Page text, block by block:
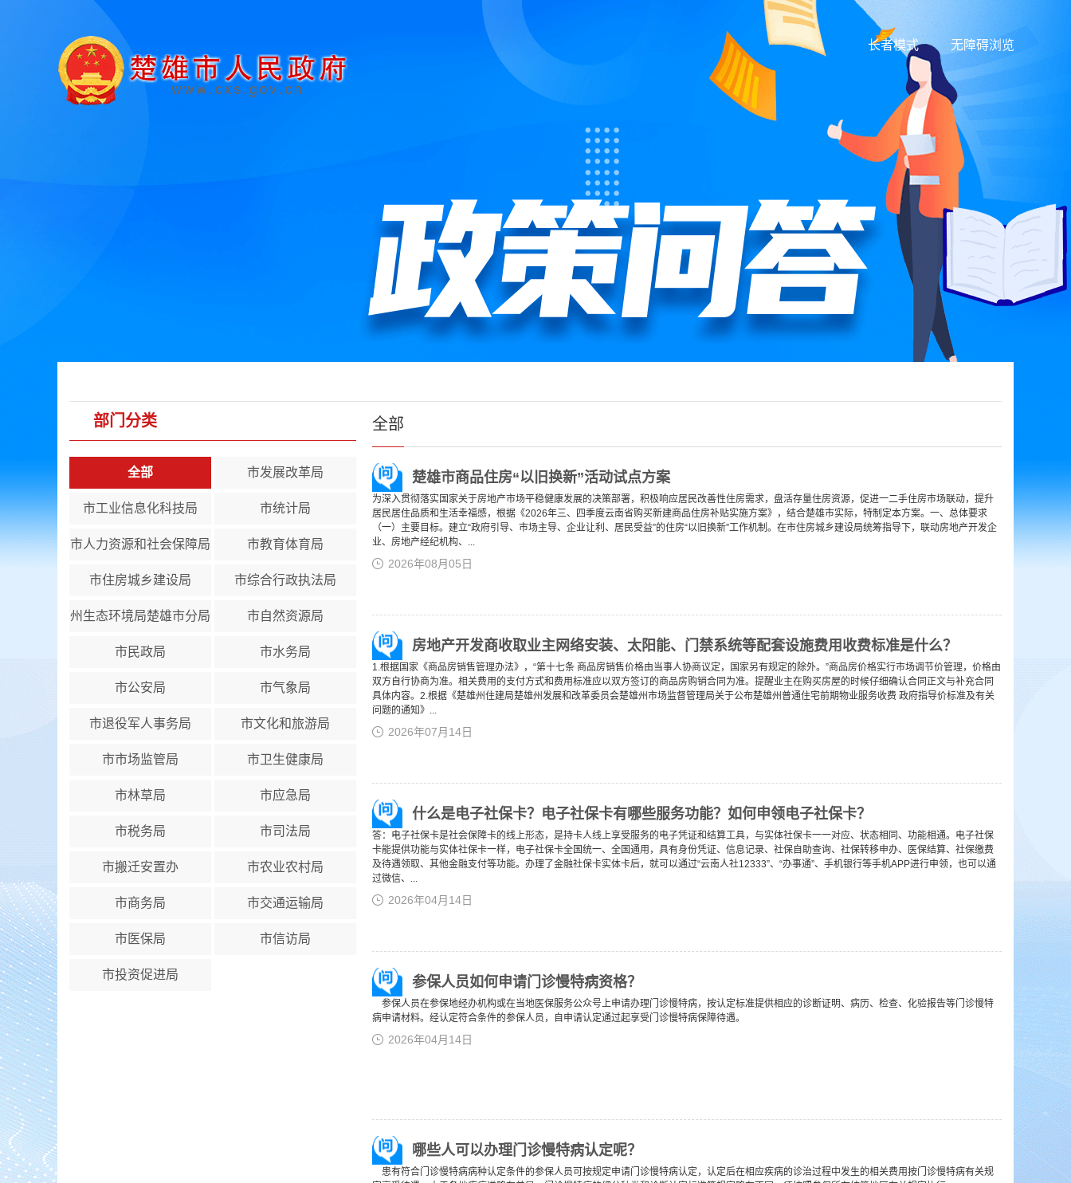
无障碍浏览
长者模式
部门分类
全部 市发展改革局
市工业信息化科技局 市统计局
市人力资源和社会保障局 市教育体育局
市住房城乡建设局 市综合行政执法局
州生态环境局楚雄市分局 市自然资源局
市民政局 市水务局
市公安局 市气象局
市退役军人事务局 市文化和旅游局
市市场监管局 市卫生健康局
市林草局 市应急局
市税务局 市司法局
市搬迁安置办 市农业农村局
市商务局 市交通运输局
市医保局 市信访局
市投资促进局
全部
楚雄市商品住房“以旧换新”活动试点方案
为深入贯彻落实国家关于房地产市场平稳健康发展的决策部署，积极响应居民改善性住房需求，盘活存量住房资源，促进一二手住房市场联动，提升
居民居住品质和生活幸福感，根据《2026年三、四季度云南省购买新建商品住房补贴实施方案》，结合楚雄市实际，特制定本方案。一、总体要求
（一）主要目标。建立“政府引导、市场主导、企业让利、居民受益”的住房“以旧换新”工作机制。在市住房城乡建设局统筹指导下，联动房地产开发企
业、房地产经纪机构、...
2026年08月05日
房地产开发商收取业主网络安装、太阳能、门禁系统等配套设施费用收费标准是什么？
1.根据国家《商品房销售管理办法》，“第十七条 商品房销售价格由当事人协商议定，国家另有规定的除外。”商品房价格实行市场调节价管理，价格由
双方自行协商为准。相关费用的支付方式和费用标准应以双方签订的商品房购销合同为准。提醒业主在购买房屋的时候仔细确认合同正文与补充合同
具体内容。2.根据《楚雄州住建局楚雄州发展和改革委员会楚雄州市场监督管理局关于公布楚雄州普通住宅前期物业服务收费 政府指导价标准及有关
问题的通知》...
2026年07月14日
什么是电子社保卡？电子社保卡有哪些服务功能？如何申领电子社保卡？
答：电子社保卡是社会保障卡的线上形态，是持卡人线上享受服务的电子凭证和结算工具，与实体社保卡一一对应、状态相同、功能相通。电子社保
卡能提供功能与实体社保卡一样，电子社保卡全国统一、全国通用，具有身份凭证、信息记录、社保自助查询、社保转移申办、医保结算、社保缴费
及待遇领取、其他金融支付等功能。办理了金融社保卡实体卡后，就可以通过“云南人社12333”、“办事通”、手机银行等手机APP进行申领，也可以通
过微信、...
2026年04月14日
参保人员如何申请门诊慢特病资格？
参保人员在参保地经办机构或在当地医保服务公众号上申请办理门诊慢特病，按认定标准提供相应的诊断证明、病历、检查、化验报告等门诊慢特
病申请材料。经认定符合条件的参保人员，自申请认定通过起享受门诊慢特病保障待遇。
2026年04月14日
哪些人可以办理门诊慢特病认定呢？
患有符合门诊慢特病病种认定条件的参保人员可按规定申请门诊慢特病认定，认定后在相应疾病的诊治过程中发生的相关费用按门诊慢特病有关规